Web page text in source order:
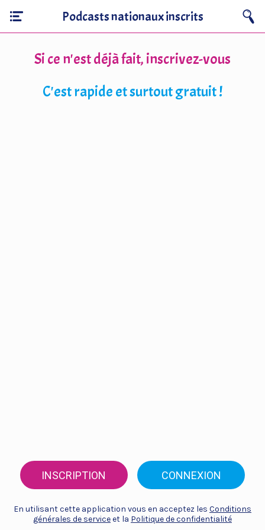
Podcasts nationaux inscrits
Si ce n'est déjà fait, inscrivez-vous
C'est rapide et surtout gratuit !
INSCRIPTION CONNEXION
En utilisant cette application vous en acceptez les Conditions
générales de serviceet la Politique de confidentialité